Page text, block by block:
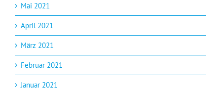
Mai 2021
April 2021
März 2021
Februar 2021
Januar 2021